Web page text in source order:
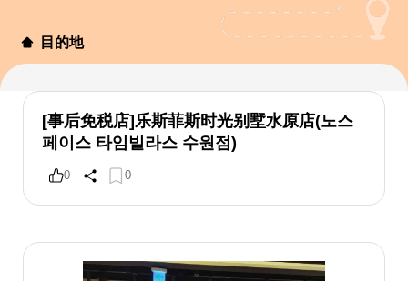
目的地
[事后免税店]乐斯菲斯时光别墅水原店(노스
페이스 타임빌라스 수원점)
0 0